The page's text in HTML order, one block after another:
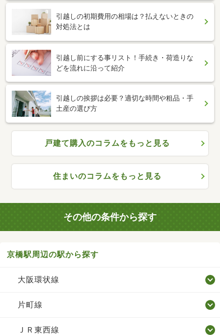
引越しの初期費用の相場は？払えないときの
対処法とは
引越し前にする事リスト！手続き・荷造りな
どを流れに沿って紹介
引越しの挨拶は必要？適切な時間や粗品・手
土産の選び方
戸建て購入のコラムをもっと見る
住まいのコラムをもっと見る
その他の条件から探す
京橋駅周辺の駅から探す
大阪環状線
片町線
ＪＲ東西線